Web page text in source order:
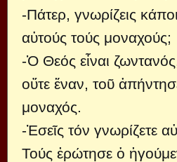
-Πάτερ, γνωρίζεις
αὐτούς τούς μοναχούς;
-Ὁ Θεός εἶναι
οὔτε ἕναν, τοῦ
μοναχός.
-Ἐσεῖς τόν γνωρίζετε
Τούς ἐρώτησε ὁ